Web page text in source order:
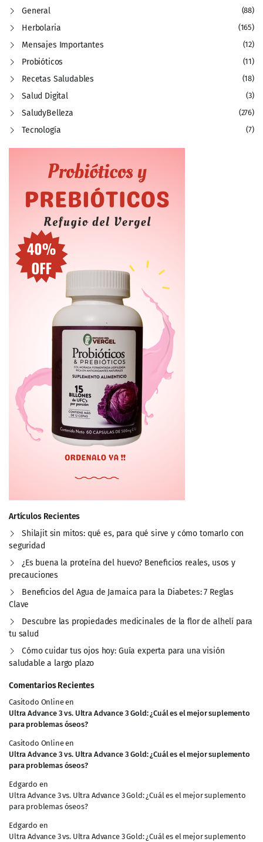
General
(88)
Herbolaria (165)
Mensajes Importantes (12)
Probióticos (11)
Recetas Saludables (18)
Salud Digital (3)
SaludyBelleza (276)
Tecnología (7)
Artículos Recientes
Shilajit sin mitos: qué es, para qué sirve y cómo tomarlo con
seguridad
¿Es buena la proteína del huevo? Beneficios reales, usos y
precauciones
Beneficios del Agua de Jamaica para la Diabetes: 7 Reglas
Clave
Descubre las propiedades medicinales de la flor de alhelí para
tu salud
Cómo cuidar tus ojos hoy: Guía experta para una visión
saludable a largo plazo
Comentarios Recientes
Casitodo Onlineen
Ultra Advance 3 vs. Ultra Advance 3 Gold: ¿Cuál es el mejor suplemento
para problemas óseos?
Casitodo Onlineen
Ultra Advance 3 vs. Ultra Advance 3 Gold: ¿Cuál es el mejor suplemento
para problemas óseos?
Edgardo en
Ultra Advance 3 vs. Ultra Advance 3 Gold: ¿Cuál es el mejor suplemento
para problemas óseos?
Edgardo en
Ultra Advance 3 vs. Ultra Advance 3 Gold: ¿Cuál es el mejor suplemento